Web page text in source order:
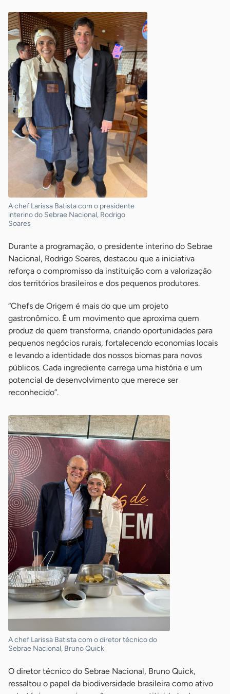
A chef Larissa Batista com o presidente
interino do Sebrae Nacional, Rodrigo
Soares
Durante a programação, o presidente interino do Sebrae
Nacional, Rodrigo Soares, destacou que a iniciativa
reforça o compromisso da instituição com a valorização
dos territórios brasileiros e dos pequenos produtores.
“Chefs de Origem é mais do que um projeto
gastronômico. É um movimento que aproxima quem
produz de quem transforma, criando oportunidades para
pequenos negócios rurais, fortalecendo economias locais
e levando a identidade dos nossos biomas para novos
públicos. Cada ingrediente carrega uma história e um
potencial de desenvolvimento que merece ser
reconhecido”.
A chef Larissa Batista com o diretor técnico do
Sebrae Nacional, Bruno Quick
O diretor técnico do Sebrae Nacional, Bruno Quick,
ressaltou o papel da biodiversidade brasileira como ativo